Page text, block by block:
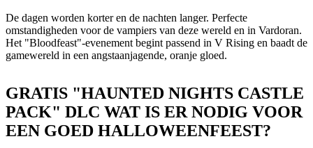
De dagen worden korter en de nachten langer. Perfecte
omstandigheden voor de vampiers van deze wereld en in Vardoran.
Het "Bloodfeast"-evenement begint passend in V Rising en baadt de
gamewereld in een angstaanjagende, oranje gloed.
GRATIS "HAUNTED NIGHTS CASTLE
PACK" DLC WAT IS ER NODIG VOOR
EEN GOED HALLOWEENFEEST?